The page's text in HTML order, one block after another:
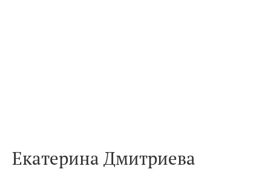
Екатерина Дмитриева